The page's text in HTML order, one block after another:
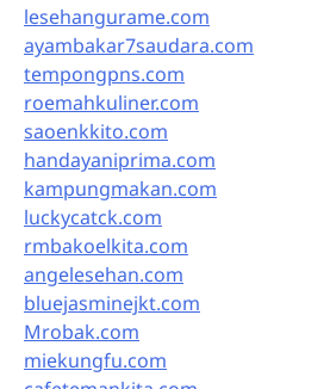
lesehangurame.com
ayambakar7saudara.com
tempongpns.com
roemahkuliner.com
saoenkkito.com
handayaniprima.com
kampungmakan.com
luckycatck.com
rmbakoelkita.com
angelesehan.com
bluejasminejkt.com
Mrobak.com
miekungfu.com